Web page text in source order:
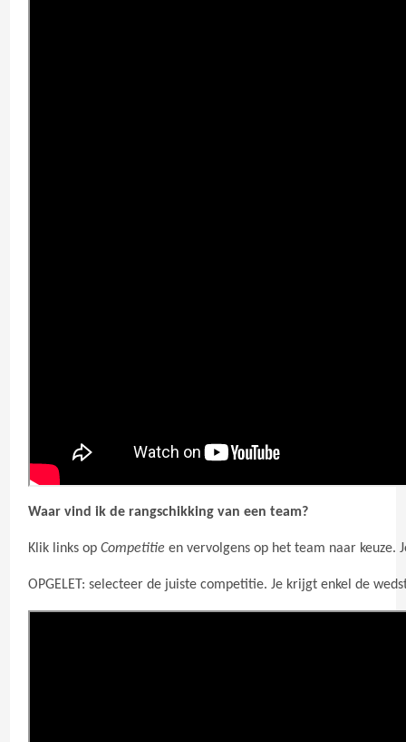
Waar vind ik de rangschikking van een team?
Klik links opCompetitie en vervolgens op het team naar keuze.
OPGELET: selecteer de juiste competitie. Je krijgt enkel de